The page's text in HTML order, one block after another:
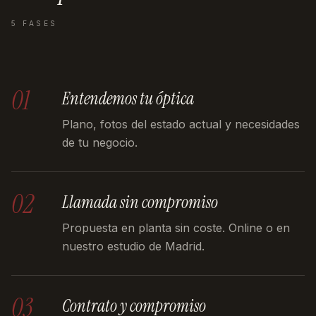
5 FASES
01 Entendemos tu óptica
Plano, fotos del estado actual y necesidades
de tu negocio.
02 Llamada sin compromiso
Propuesta en planta sin coste. Online o en
nuestro estudio de Madrid.
03 Contrato y compromiso